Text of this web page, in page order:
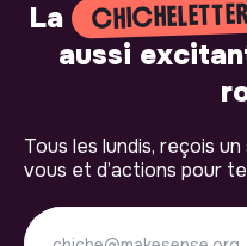
La
aussi
Tous les lundis, reçois
vous et d’actions pour